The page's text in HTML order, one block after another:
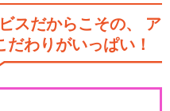
カツフレンズ！
スだからこその、
ア
わりがいっぱい！